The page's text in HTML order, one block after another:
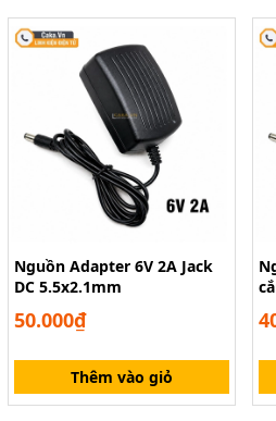
Nguồn Adapter 6V 2A Jack
DC 5.5x2.1mm
50.000₫
Thêm vào giỏ